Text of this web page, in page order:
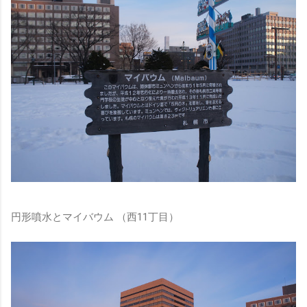
円形噴水とマイバウム （西11丁目）